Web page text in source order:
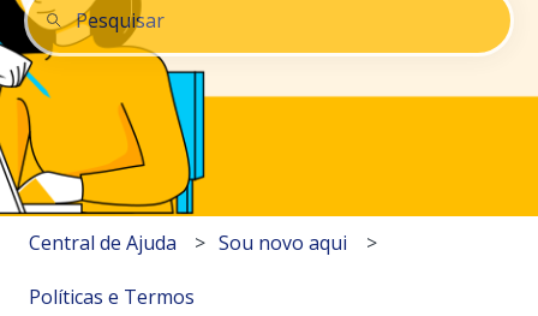
Não há sugestões porque o campo de pesquisa está
Central de Ajuda Sou novo aqui
Políticas e Termos